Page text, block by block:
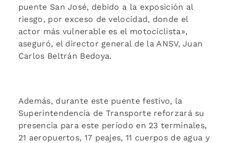
puente San José, debido a la exposición al
riesgo, por exceso de velocidad, donde el
actor más vulnerable es el motociclista»,
aseguró, el director general de la ANSV, Juan
Carlos Beltrán Bedoya.
Además, durante este puente festivo, la
Superintendencia de Transporte reforzará su
presencia para este período en 23 terminales,
21 aeropuertos, 17 peajes, 11 cuerpos de agua y